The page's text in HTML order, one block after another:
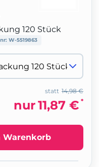
120 Stück
W-5519863
14,98 €
statt
nur11,87 € *
Warenkorb